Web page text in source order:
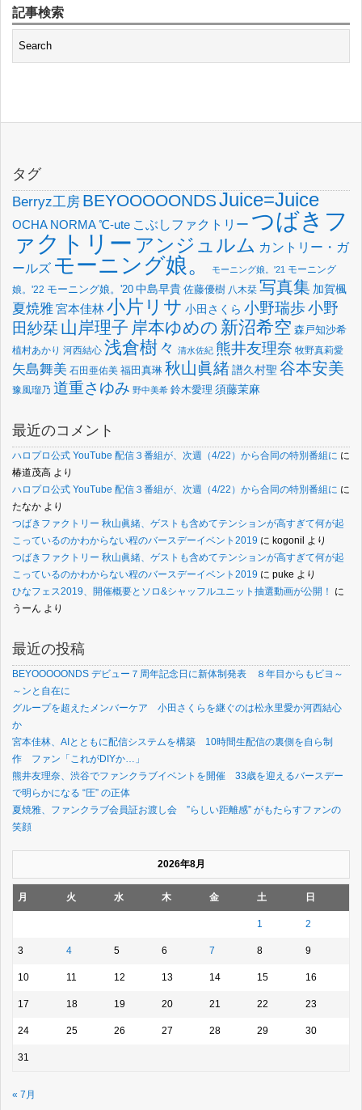
記事検索
タグ
Berryz工房 BEYOOOOONDSJuice=Juice
OCHA NORMA℃-ute こぶしファクトリー つばきフ
ァクトリー アンジュルム カントリー・ガ
ールズ モーニング娘。 モーニング娘。'21 モーニング
娘。'22 モーニング娘。'20 中島早貴 佐藤優樹 八木栞 写真集 加賀楓
夏焼雅宮本佳林小片リサ 小田さくら 小野瑞歩小野
田紗栞 山岸理子 岸本ゆめの 新沼希空 森戸知沙希
植村あかり 河西結心 浅倉樹々 清水佐紀 熊井友理奈 牧野真莉愛
矢島舞美 石田亜佑美 福田真琳 秋山眞緒譜久村聖 谷本安美
豫風瑠乃 道重さゆみ 野中美希 鈴木愛理 須藤茉麻
最近のコメント
ハロプロ公式 YouTube 配信３番組が、次週（4/22）から合同の特別番組に に
椿道茂高 より
ハロプロ公式 YouTube 配信３番組が、次週（4/22）から合同の特別番組に に
たなか より
つばきファクトリー 秋山眞緒、ゲストも含めてテンションが高すぎて何が起
こっているのかわからない程のバースデーイベント2019 に kogonil より
つばきファクトリー 秋山眞緒、ゲストも含めてテンションが高すぎて何が起
こっているのかわからない程のバースデーイベント2019 に puke より
ひなフェス2019、開催概要とソロ&シャッフルユニット抽選動画が公開！
に
うーん より
最近の投稿
BEYOOOOONDS デビュー７周年記念日に新体制発表 ８年目からもビヨ～
～ンと自在に
グループを超えたメンバーケア 小田さくらを継ぐのは松永里愛か河西結心
か
宮本佳林、AIとともに配信システムを構築 10時間生配信の裏側を自ら制
作 ファン「これがDIYか…」
熊井友理奈、渋谷でファンクラブイベントを開催 33歳を迎えるバースデー
で明らかになる “圧” の正体
夏焼雅、ファンクラブ会員証お渡し会 ”らしい距離感” がもたらすファンの
笑顔
2026年8月
月 火 水 木 金 土 日
1 2
3 4 5 6 7 8 9
10 11 12 13 14 15 16
17 18 19 20 21 22 23
24 25 26 27 28 29 30
31
« 7月